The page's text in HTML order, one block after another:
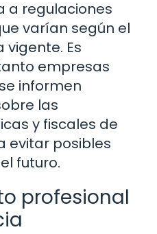
a regulaciones
varían según el
Es
empresas
informen
las
y fiscales de
evitar posibles
futuro.
profesional